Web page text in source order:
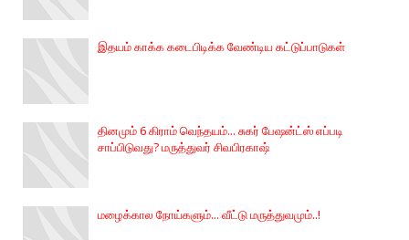
இதயம் காக்க கடைபிடிக்க வேண்டிய கட்டுப்பாடுகள்
தினமும் 6 கிராம் வெந்தயம்... சுகர் பேஷன்ட்ஸ் எப்படி
சாப்பிடுவது? மருத்துவர் சிவபிரகாஷ்
மழைக்கால நோய்களும்... வீட்டு மருத்துவமும்..!